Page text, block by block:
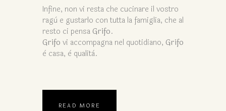
Infine, non vi resta che cucinare il vostro
ragù e gustarlo con tutta la famiglia, che al
resto ci pensa Grifo.
Grifo vi accompagna nel quotidiano, Grifo
è casa, è qualità.
READ MORE